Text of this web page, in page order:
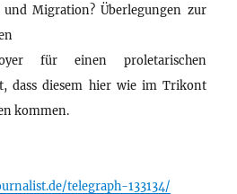
Migration? Überlegungen zur
für einen proletarischen
dass diesem hier wie im Trikont
kommen.
telegraph-133134/